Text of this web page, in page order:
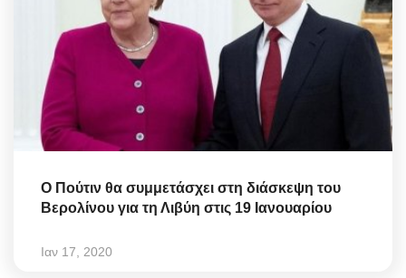
Ο Πούτιν θα συμμετάσχει στη διάσκεψη του
Βερολίνου για τη Λιβύη στις 19 Ιανουαρίου
Ιαν 17, 2020